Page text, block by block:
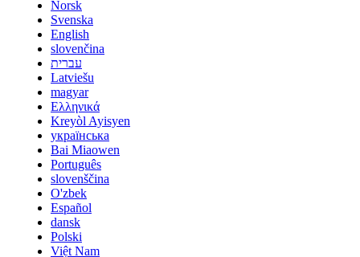
Norsk
Svenska
English
slovenčina
עברית
Latviešu
magyar
Ελληνικά
Kreyòl Ayisyen
українська
Bai Miaowen
Português
slovenščina
O'zbek
Español
dansk
Polski
Việt Nam